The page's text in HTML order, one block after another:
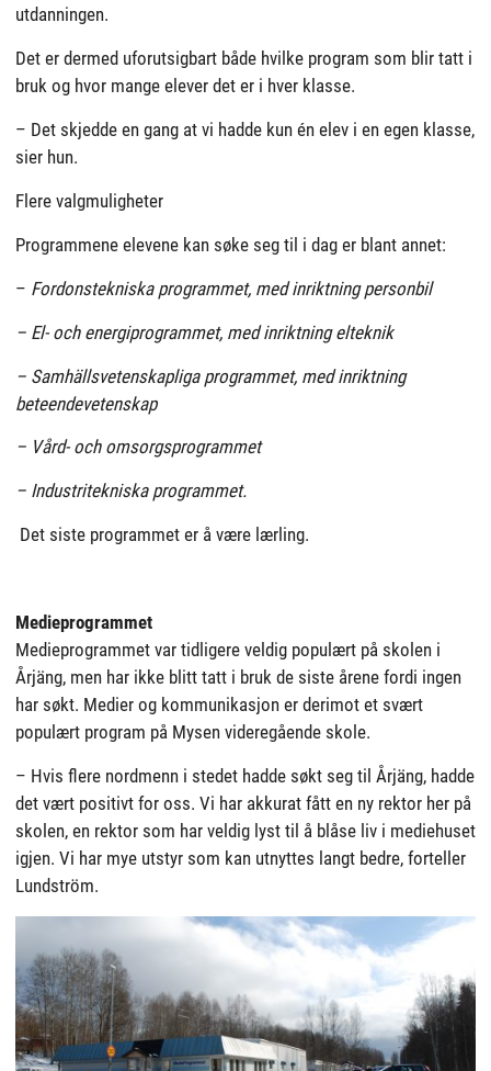
utdanningen.
Det er dermed uforutsigbart både hvilke program som blir tatt i
bruk og hvor mange elever det er i hver klasse.
– Det skjedde en gang at vi hadde kun én elev i en egen klasse,
sier hun.
Flere valgmuligheter
Programmene elevene kan søke seg til i dag er blant annet:
– Fordonstekniska programmet, med inriktning personbil
– El- och energiprogrammet, med inriktning elteknik
– Samhällsvetenskapliga programmet, med inriktning
beteendevetenskap
– Vård- och omsorgsprogrammet
– Industritekniska programmet.
Det siste programmet er å være lærling.
Medieprogrammet
Medieprogrammet var tidligere veldig populært på skolen i
Årjäng, men har ikke blitt tatt i bruk de siste årene fordi ingen
har søkt. Medier og kommunikasjon er derimot et svært
populært program på Mysen videregående skole.
– Hvis flere nordmenn i stedet hadde søkt seg til Årjäng, hadde
det vært positivt for oss. Vi har akkurat fått en ny rektor her på
skolen, en rektor som har veldig lyst til å blåse liv i mediehuset
igjen. Vi har mye utstyr som kan utnyttes langt bedre, forteller
Lundström.